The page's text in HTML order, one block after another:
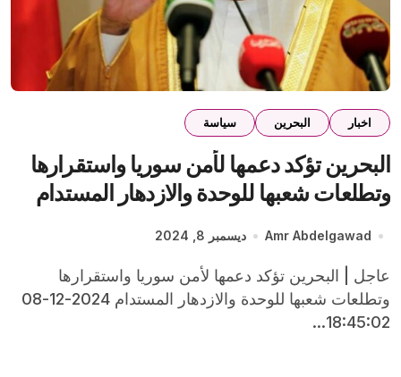
اخبار البحرين سياسة
البحرين تؤكد دعمها لأمن سوريا واستقرارها
وتطلعات شعبها للوحدة والازدهار المستدام
Amr Abdelgawad ديسمبر 8, 2024
عاجل | البحرين تؤكد دعمها لأمن سوريا واستقرارها
وتطلعات شعبها للوحدة والازدهار المستدام 2024-12-08
18:45:02...